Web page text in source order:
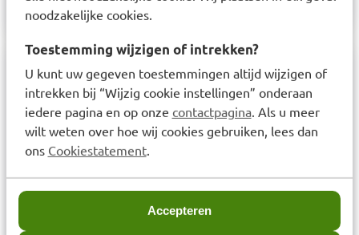
noodzakelijke cookies.
Toestemming wijzigen of intrekken?
U kunt uw gegeven toestemmingen altijd wijzigen of
intrekken bij “Wijzig cookie instellingen” onderaan
iedere pagina en op onze contactpagina. Als u meer
wilt weten over hoe wij cookies gebruiken, lees dan
ons Cookiestatement.
Accepteren
Samenstelling
Aqua, Sodium Trideceth Sulfate, Helianthus
Annuus Seed Oil,Olea Europaea Fruit Oil, Sodium
Chloride, Cannabis Sativa Seed Oil, Sodium
Lauroamphoacetate, Cocamidopropyl Betain,
Lactic Acid, Cocamide MEA, Cyamopsis